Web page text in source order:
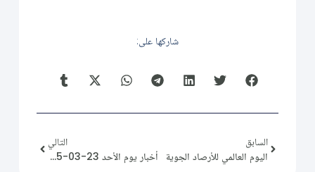
شاركها على:
السابق
اليوم العالمي للأرصاد الجوية
التالي
أخبار يوم الأحد 23-03-2025